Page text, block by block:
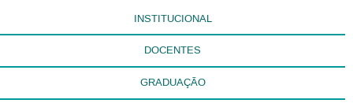
INSTITUCIONAL
DOCENTES
GRADUAÇÃO